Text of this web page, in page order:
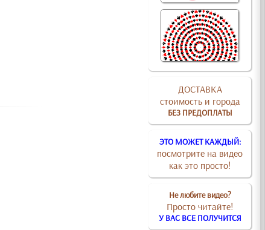
ДОСТАВКА
стоимость и города
БЕЗ ПРЕДОПЛАТЫ
ЭТО МОЖЕТ КАЖДЫЙ:
посмотрите на видео
как это просто!
Не любите видео?
Просто читайте!
У ВАС ВСЕ ПОЛУЧИТСЯ